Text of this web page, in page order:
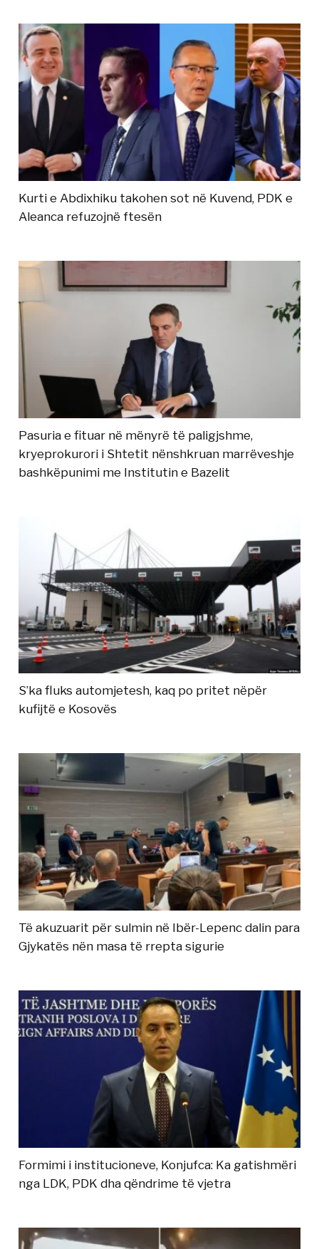
Kurti e Abdixhiku takohen sot në Kuvend, PDK e
Aleanca refuzojnë ftesën
Pasuria e fituar në mënyrë të paligjshme,
kryeprokurori i Shtetit nënshkruan marrëveshje
bashkëpunimi me Institutin e Bazelit
S’ka fluks automjetesh, kaq po pritet nëpër
kufijtë e Kosovës
Të akuzuarit për sulmin në Ibër-Lepenc dalin para
Gjykatës nën masa të rrepta sigurie
Formimi i institucioneve, Konjufca: Ka gatishmëri
nga LDK, PDK dha qëndrime të vjetra